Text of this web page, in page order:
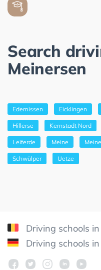
Search
Meinersen
Edemissen Eicklingen
Hillerse Kernstadt Nord
Leiferde Meine
Schwülper Uetze
Driving schools
Driving schools